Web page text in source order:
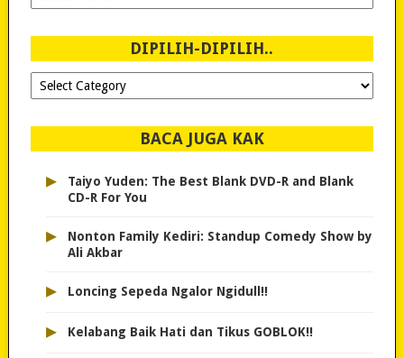
Sejak
DIPILIH-DIPILIH..
Dipilih-
dipilih..
BACA JUGA KAK
▸
Taiyo Yuden: The Best Blank DVD-R and Blank
CD-R For You
▸
Nonton Family Kediri: Standup Comedy Show by
Ali Akbar
▸ Loncing Sepeda Ngalor Ngidull!!
▸ Kelabang Baik Hati dan Tikus GOBLOK!!